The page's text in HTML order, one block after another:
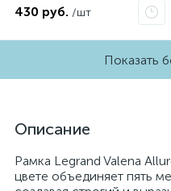
430 руб. /шт
Показать
Описание
Рамка Legrand Valena
цвете объединяет пять